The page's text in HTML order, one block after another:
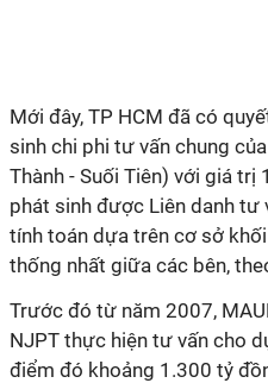
Mới đây, TP HCM đã có
sinh chi phi tư vấn chung
Thành - Suối Tiên) với giá
phát sinh được Liên danh tư
tính toán dựa trên cơ sở
thống nhất giữa các bên,
Trước đó từ năm 2007,
NJPT thực hiện tư vấn cho
điểm đó khoảng 1.300 tỷ